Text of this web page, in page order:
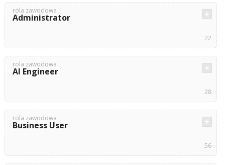
rola zawodowa
Administrator
22
rola zawodowa
AI Engineer
28
rola zawodowa
Business User
56